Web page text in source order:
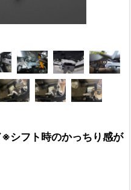
シフト時のかっちり感が